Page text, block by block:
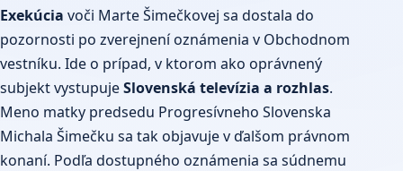
Exekúcia voči Marte Šimečkovej sa dostala do
pozornosti po zverejnení oznámenia v Obchodnom
vestníku. Ide o prípad, v ktorom ako oprávnený
subjekt vystupujeSlovenská televízia a rozhlas.
Meno matky predsedu Progresívneho Slovenska
Michala Šimečku sa tak objavuje v ďalšom právnom
konaní. Podľa dostupného oznámenia sa súdnemu